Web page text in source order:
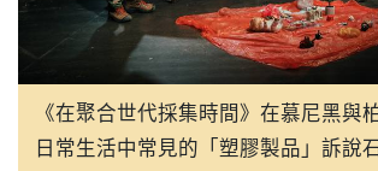
《在聚合世代採集時間》在慕尼黑與
日常生活中常見的「塑膠製品」訴說